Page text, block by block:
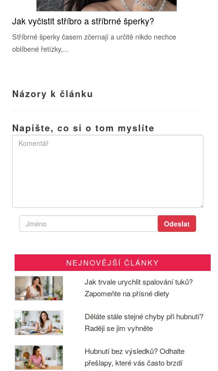
Jak vyčistit stříbro a stříbrné šperky?
Stříbrné šperky časem zčernají a určitě nikdo nechce
oblíbené řetízky,...
Názory k článku
Napište, co si o tom myslíte
NEJNOVĚJŠÍ ČLÁNKY
Jak trvale urychlit spalování tuků?
Zapomeňte na přísné diety
Děláte stále stejné chyby při hubnutí?
Raději se jim vyhněte
Hubnutí bez výsledků? Odhalte
přešlapy, které vás často brzdí